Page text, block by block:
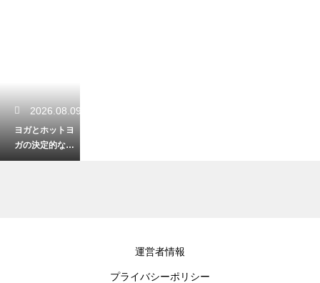
2026.08.09
ヨガとホットヨ
ガの決定的な違
い！効果や温度
運営者情報
プライバシーポリシー